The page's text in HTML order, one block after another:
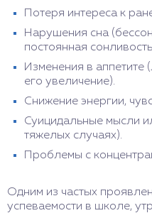
Потеря интереса к
Нарушения сна
постоянная
Изменения в аппетите
его увеличение).
Снижение энергии,
Суицидальные мысли
тяжелых случаях).
Проблемы с
Одним из частых
успеваемости в школе,